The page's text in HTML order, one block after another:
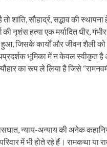
सौहार्द्र, सद्भाव की स्थापना
नृशंस हत्या एक मर्यादित धीर,
हुआ, जिसके कार्यों और जीवन शैली
भूमिका में न केवल स्वीकृत है
का रूप ले लिया है जिसे
न्याय-अन्याय की अनेक
में भी होते रहे हैं। रामकथा